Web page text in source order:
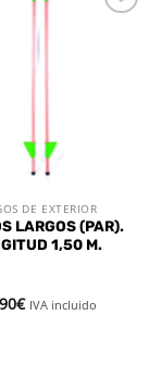
DE EXTERIOR
LARGOS (PAR).
1,50 M.
€ IVA incluido